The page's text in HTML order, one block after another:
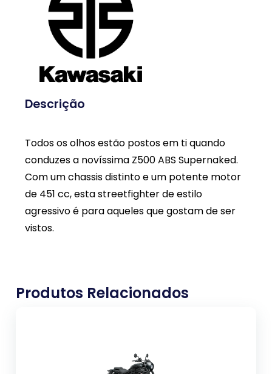
Descrição
Todos os olhos estão postos em ti quando
conduzes a novíssima Z500 ABS Supernaked.
Com um chassis distinto e um potente motor
de 451 cc, esta streetfighter de estilo
agressivo é para aqueles que gostam de ser
vistos.
Produtos Relacionados